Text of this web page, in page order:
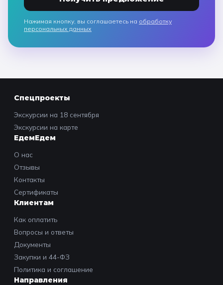
Нажимая кнопку, вы соглашаетесь на обработку
персональных данных
Спецпроекты
Экскурсии на 18 сентября
Экскурсии на карте
ЕдемЕдем
О нас
Отзывы
Контакты
Сертификаты
Клиентам
Как оплатить
Вопросы и ответы
Документы
Закупки и 44-ФЗ
Политика и соглашение
Направления